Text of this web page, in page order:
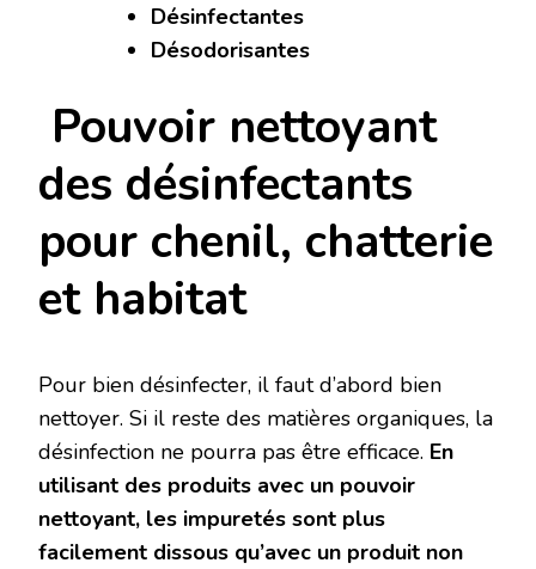
Désinfectantes
Désodorisantes
Pouvoir nettoyant
des désinfectants
pour chenil, chatterie
et habitat
Pour bien désinfecter, il faut d’abord bien
nettoyer. Si il reste des matières organiques, la
désinfection ne pourra pas être efficace. En
utilisant des produits avec un pouvoir
nettoyant, les impuretés sont plus
facilement dissous qu’avec un produit non